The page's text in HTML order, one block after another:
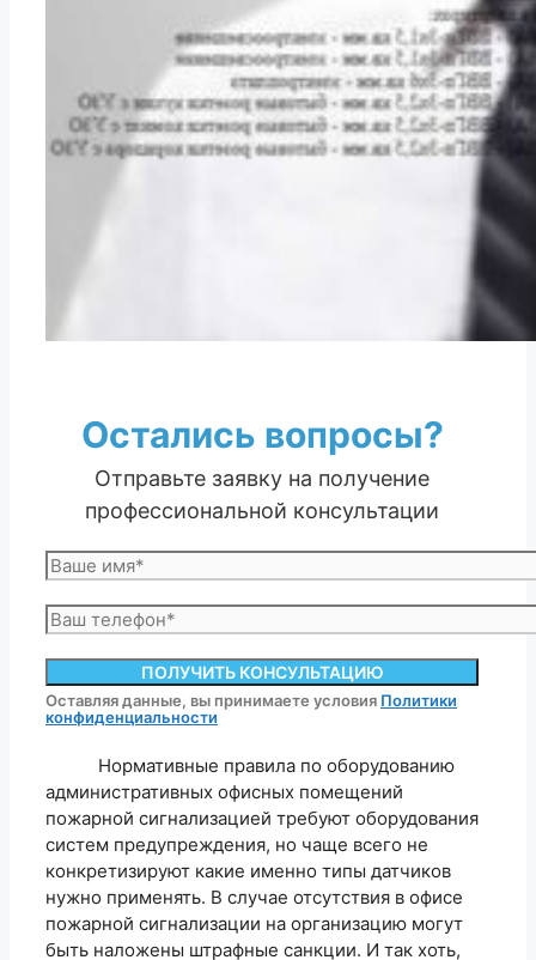
Остались вопросы?
Отправьте заявку на получение
профессиональной консультации
Оставляя данные, вы принимаете условия Политики
конфиденциальности
Нормативные правила по оборудованию
административных офисных помещений
пожарной сигнализацией требуют оборудования
систем предупреждения, но чаще всего не
конкретизируют какие именно типы датчиков
нужно применять. В случае отсутствия в офисе
пожарной сигнализации на организацию могут
быть наложены штрафные санкции. И так хоть,